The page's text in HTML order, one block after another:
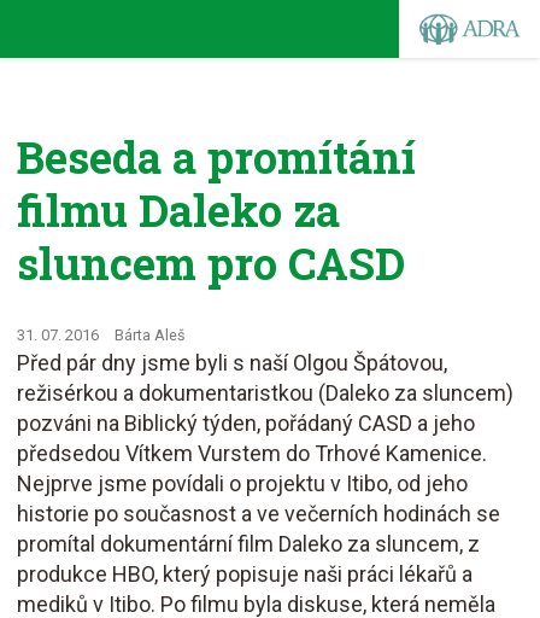
Beseda a promítání
filmu Daleko za
sluncem pro CASD
31. 07. 2016 Bárta Aleš
Před pár dny jsme byli s naší Olgou Špátovou,
režisérkou a dokumentaristkou (Daleko za sluncem)
pozváni na Biblický týden, pořádaný CASD a jeho
předsedou Vítkem Vurstem do Trhové Kamenice.
Nejprve jsme povídali o projektu v Itibo, od jeho
historie po současnost a ve večerních hodinách se
promítal dokumentární film Daleko za sluncem, z
produkce HBO, který popisuje naši práci lékařů a
mediků v Itibo. Po filmu byla diskuse, která neměla